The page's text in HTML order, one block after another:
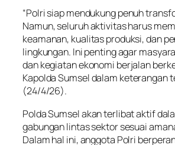
“Polri siap mendukung penuh
Namun, seluruh aktivitas harus
keamanan, kualitas produksi, dan
lingkungan. Ini penting agar
dan kegiatan ekonomi berjalan
Kapolda Sumsel dalam keterangan
(24/4/26).
Polda Sumsel akan terlibat aktif
gabungan lintas sektor sesuai
Dalam hal ini, anggota Polri